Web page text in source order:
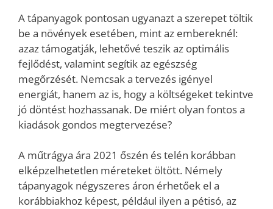
A tápanyagok pontosan ugyanazt a szerepet töltik
be a növények esetében, mint az embereknél:
azaz támogatják, lehetővé teszik az optimális
fejlődést, valamint segítik az egészség
megőrzését. Nemcsak a tervezés igényel
energiát, hanem az is, hogy a költségeket tekintve
jó döntést hozhassanak. De miért olyan fontos a
kiadások gondos megtervezése?
A műtrágya ára 2021 őszén és telén korábban
elképzelhetetlen méreteket öltött. Némely
tápanyagok négyszeres áron érhetőek el a
korábbiakhoz képest, például ilyen a pétisó, az